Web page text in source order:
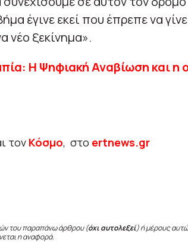
έγινε εκεί που έπρεπε να
νέο ξεκίνημα».
Η Ψηφιακή Αναβίωση και η
τον Κόσμο, στο ertnews.gr
του παραπάνω άρθρου (όχι αυτολεξεί) ή μέρους
η αναφορά.